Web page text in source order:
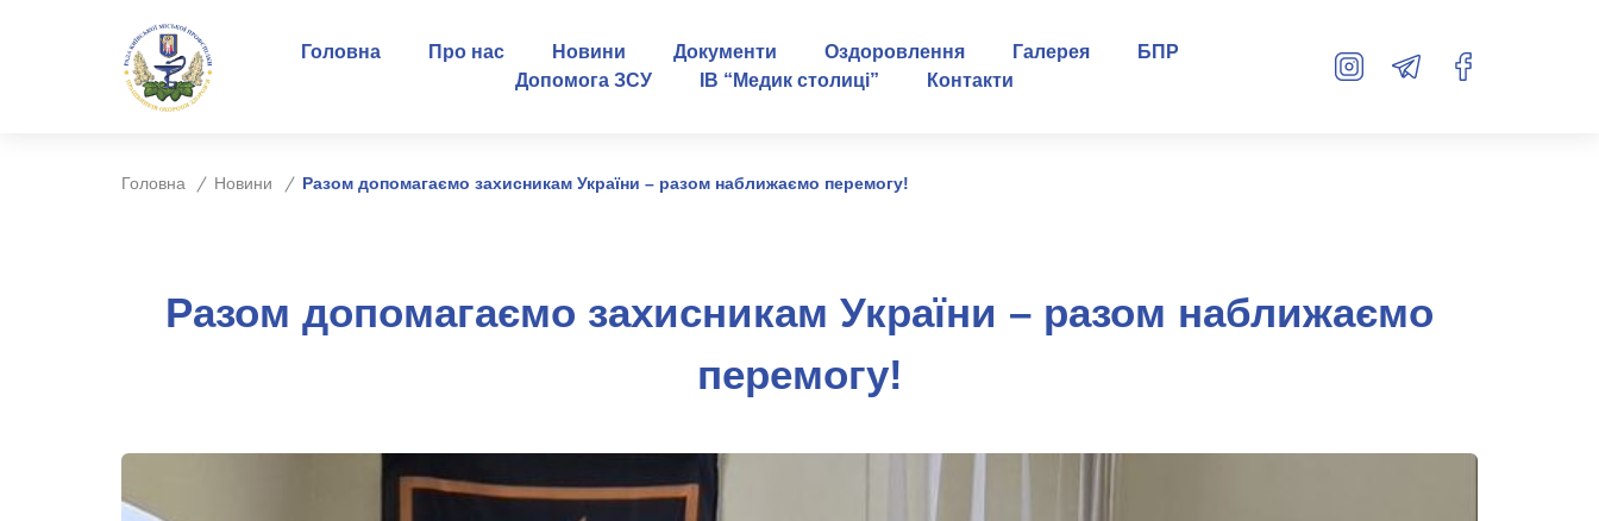
Головна Про нас Новини Документи Оздоровлення Галерея
БПР
Допомога ЗСУ
ІВ “Медик столиці” Контакти
Головна Новини Разом допомагаємо захисникам України – разом наближаємо перемогу!
Разом допомагаємо захисникам України – разом наближаємо
перемогу!